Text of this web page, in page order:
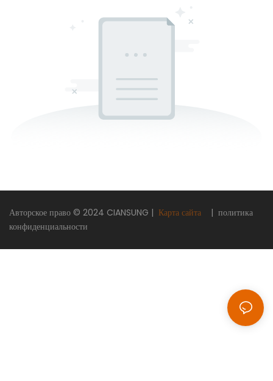
Авторское право © 2024 CIANSUNG | Карта сайта | политика
конфиденциальности